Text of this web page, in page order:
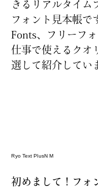
きるリアルタイム
フォント 見本帳で
Fonts、フリーフ
仕事で使 えるクオ
選 して紹介 してい
Ryo Text PlusN M
初めまして！フォ